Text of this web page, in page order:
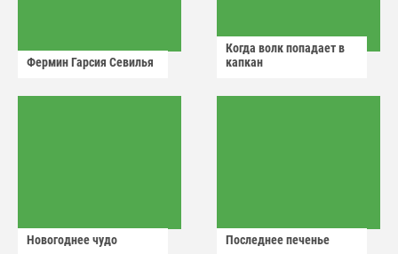
Фермин Гарсия Севилья
Когда волк попадает в
капкан
Новогоднее чудо Последнее печенье